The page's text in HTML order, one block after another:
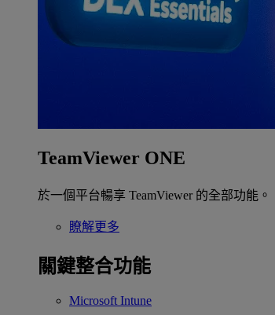
TeamViewer ONE
於一個平台暢享 TeamViewer 的全部功能。
瞭解更多
關鍵整合功能
Microsoft Intune